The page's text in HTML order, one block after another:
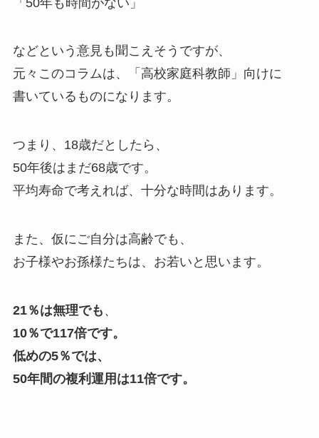
などという意見も聞こえそうですが、
元々このコラムは、「高校家庭科教師」向けに
書いているものになります。
つまり、18歳だとしたら、
50年後はまだ68歳です。
平均寿命で考えれば、十分な時間はあります。
また、仮にご自分は高齢でも、
お子様やお孫様たちは、お若いと思います。
21％は無理でも 、
10％で117倍です。
低めの5％では、
50年間の複利運用は11倍です。